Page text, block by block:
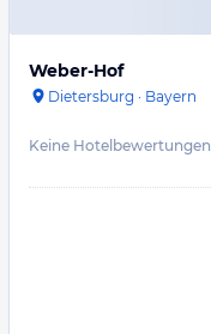
Weber-Hof
Dietersburg · Bayern
Keine Hotelbewertungen